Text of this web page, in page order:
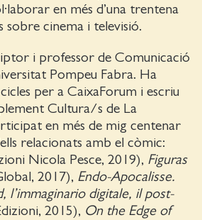
en més d’una trentena
sobre cinema i televisió.
i professor de Comunicació
Pompeu Fabra. Ha
per a CaixaForum i escriu
Cultura/s de La
en més de mig centenar
relacionats amb el còmic:
Nicola Pesce, 2019), Figuras
2017), Endo-Apocalisse.
l’immaginario digitale, il post-
2015), On the Edge of